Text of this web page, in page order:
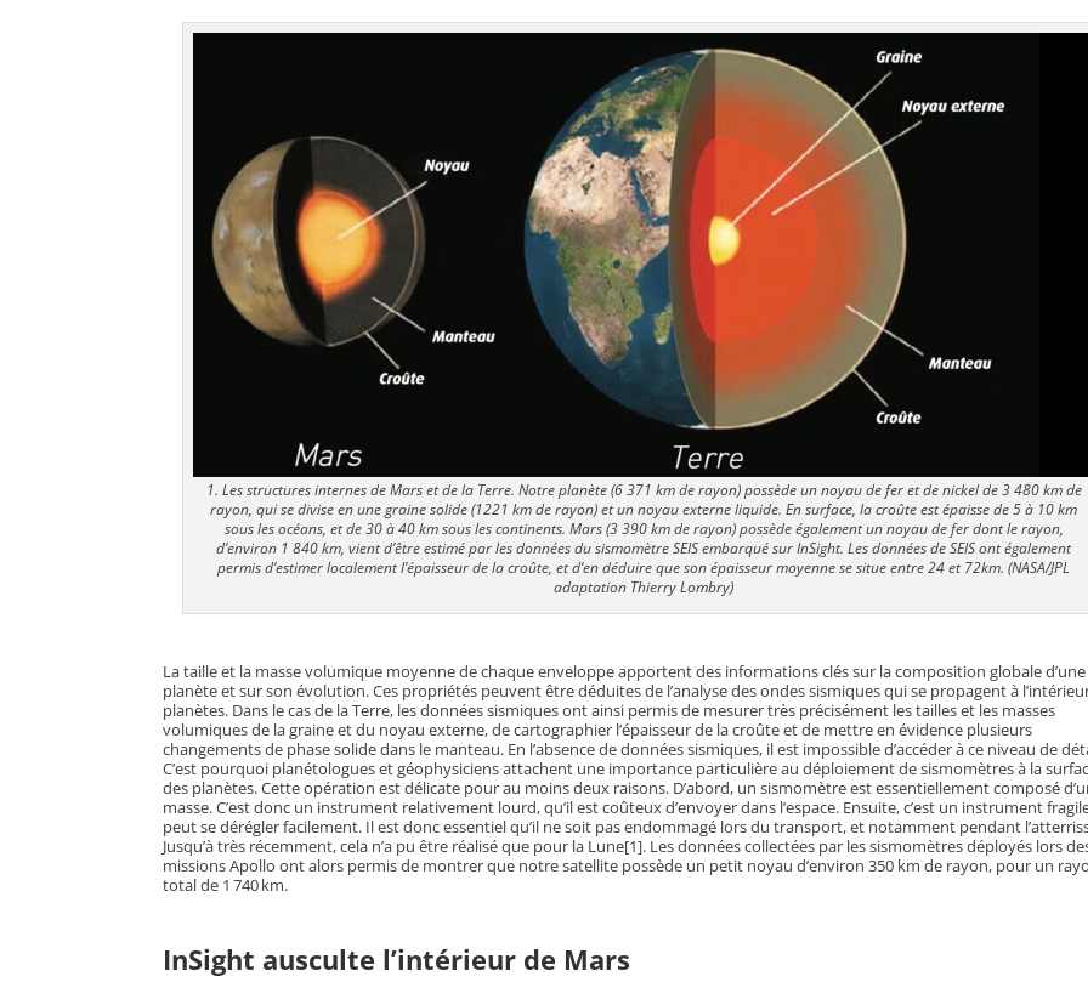
1. Les structures internes de Mars et de la Terre. Notre planète (6 371 km de rayon) possède un noyau de fer et de nickel de 3 480 km de
rayon, qui se divise en une graine solide (1221 km de rayon) et un noyau externe liquide. En surface, la croûte est épaisse de 5 à 10 km
sous les océans, et de 30 à 40 km sous les continents. Mars (3 390 km de rayon) possède également un noyau de fer dont le rayon,
d’environ 1 840 km, vient d’être estimé par les données du sismomètre SEIS embarqué sur InSight. Les données de SEIS ont également
permis d’estimer localement l’épaisseur de la croûte, et d’en déduire que son épaisseur moyenne se situe entre 24 et 72km. (NASA/JPL
adaptation Thierry Lombry)
La taille et la masse volumique moyenne de chaque enveloppe apportent des informations clés sur la composition globale d’une
planète et sur son évolution. Ces propriétés peuvent être déduites de l’analyse des ondes sismiques qui se propagent à
planètes. Dans le cas de la Terre, les données sismiques ont ainsi permis de mesurer très précisément les tailles et les masses
volumiques de la graine et du noyau externe, de cartographier l’épaisseur de la croûte et de mettre en évidence plusieurs
changements de phase solide dans le manteau. En l’absence de données sismiques, il est impossible d’accéder à ce niveau de
C’est pourquoi planétologues et géophysiciens attachent une importance particulière au déploiement de sismomètres à la
des planètes. Cette opération est délicate pour au moins deux raisons. D’abord, un sismomètre est essentiellement composé
masse. C’est donc un instrument relativement lourd, qu’il est coûteux d’envoyer dans l’espace. Ensuite, c’est un instrument
peut se dérégler facilement. Il est donc essentiel qu’il ne soit pas endommagé lors du transport, et notamment pendant
Jusqu’à très récemment, cela n’a pu être réalisé que pour la Lune[1]. Les données collectées par les sismomètres déployés lors
missions Apollo ont alors permis de montrer que notre satellite possède un petit noyau d’environ 350 km de rayon, pour un
total de 1 740 km.
InSight ausculte l’intérieur de Mars